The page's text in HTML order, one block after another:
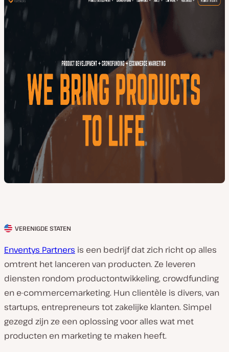
L
a
n
d
v
a
n
k
VERENIGDE STATEN
Enventys Partners is een bedrijf dat zich richt op alles
omtrent het lanceren van producten. Ze leveren
diensten rondom productontwikkeling, crowdfunding
en e-commercemarketing. Hun clientèle is divers, van
startups, entrepreneurs tot zakelijke klanten. Simpel
gezegd zijn ze een oplossing voor alles wat met
producten en marketing te maken heeft.